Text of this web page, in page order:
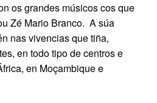
os grandes músicos cos que
Zé Mario Branco. A súa
nas vivencias que tiña,
en todo tipo de centros e
en Moçambique e